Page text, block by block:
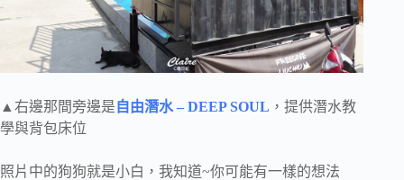
▲右邊那間旁邊是 自由潛水 – DEEP SOUL ，提供潛水教
學與背包床位
照片中的狗狗就是小白，我知道~你可能有一樣的想法